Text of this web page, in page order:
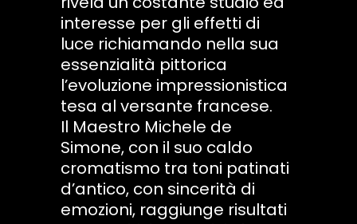
interesse per gli effetti di
luce richiamando nella sua
essenzialità pittorica
l’evoluzione impressionistica
tesa al versante francese.
Il Maestro Michele de
Simone, con il suo caldo
cromatismo tra toni patinati
d’antico, con sincerità di
emozioni, raggiunge risultati